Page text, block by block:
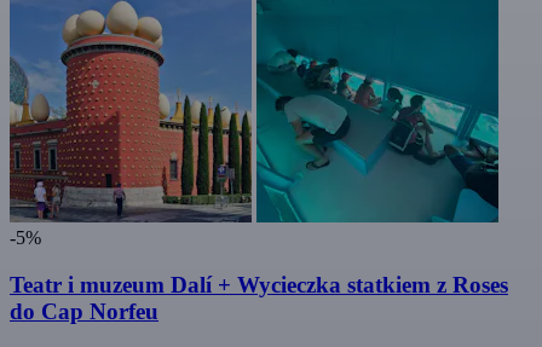
-5%
Teatr i muzeum Dalí + Wycieczka statkiem z Roses
do Cap Norfeu